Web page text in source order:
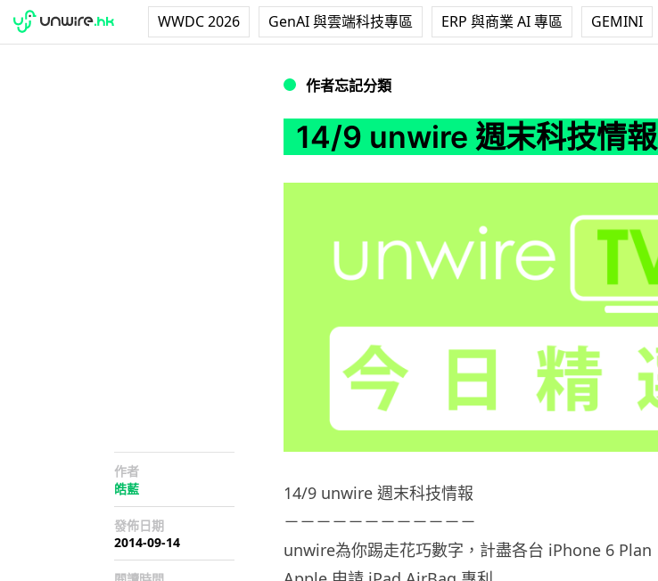
WWDC 2026 GenAI 與雲端科技專區 ERP 與商業 AI 專區 GEMINI
作者忘記分類
14/9 unwire 週末科技情報
作者
皓藍
發佈日期
2014-09-14
14/9 unwire 週末科技情報
－－－－－－－－－－－－
unwire為你踢走花巧數字，計盡各台 iPhone 6 Plan